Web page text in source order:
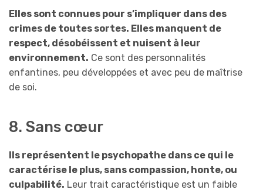
Elles sont connues pour s’impliquer dans des
crimes de toutes sortes. Elles manquent de
respect, désobéissent et nuisent à leur
environnement. Ce sont des personnalités
enfantines, peu développées et avec peu de maîtrise
de soi.
8. Sans cœur
Ils représentent le psychopathe dans ce qui le
caractérise le plus, sans compassion, honte, ou
culpabilité. Leur trait caractéristique est un faible